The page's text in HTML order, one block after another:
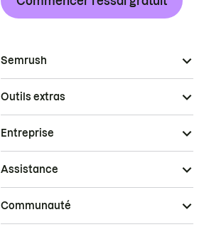
Semrush
Outils extras
Entreprise
Assistance
Communauté